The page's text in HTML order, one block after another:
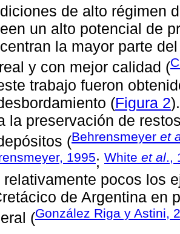
de alto régimen
un alto potencial de
la mayor parte
y con mejor calidad (
trabajo fueron
(Figura 2
la preservación de
(Behrensmeyer et
1995; White et al.,
relativamente pocos los
de Argentina en
(González Riga y Astini,